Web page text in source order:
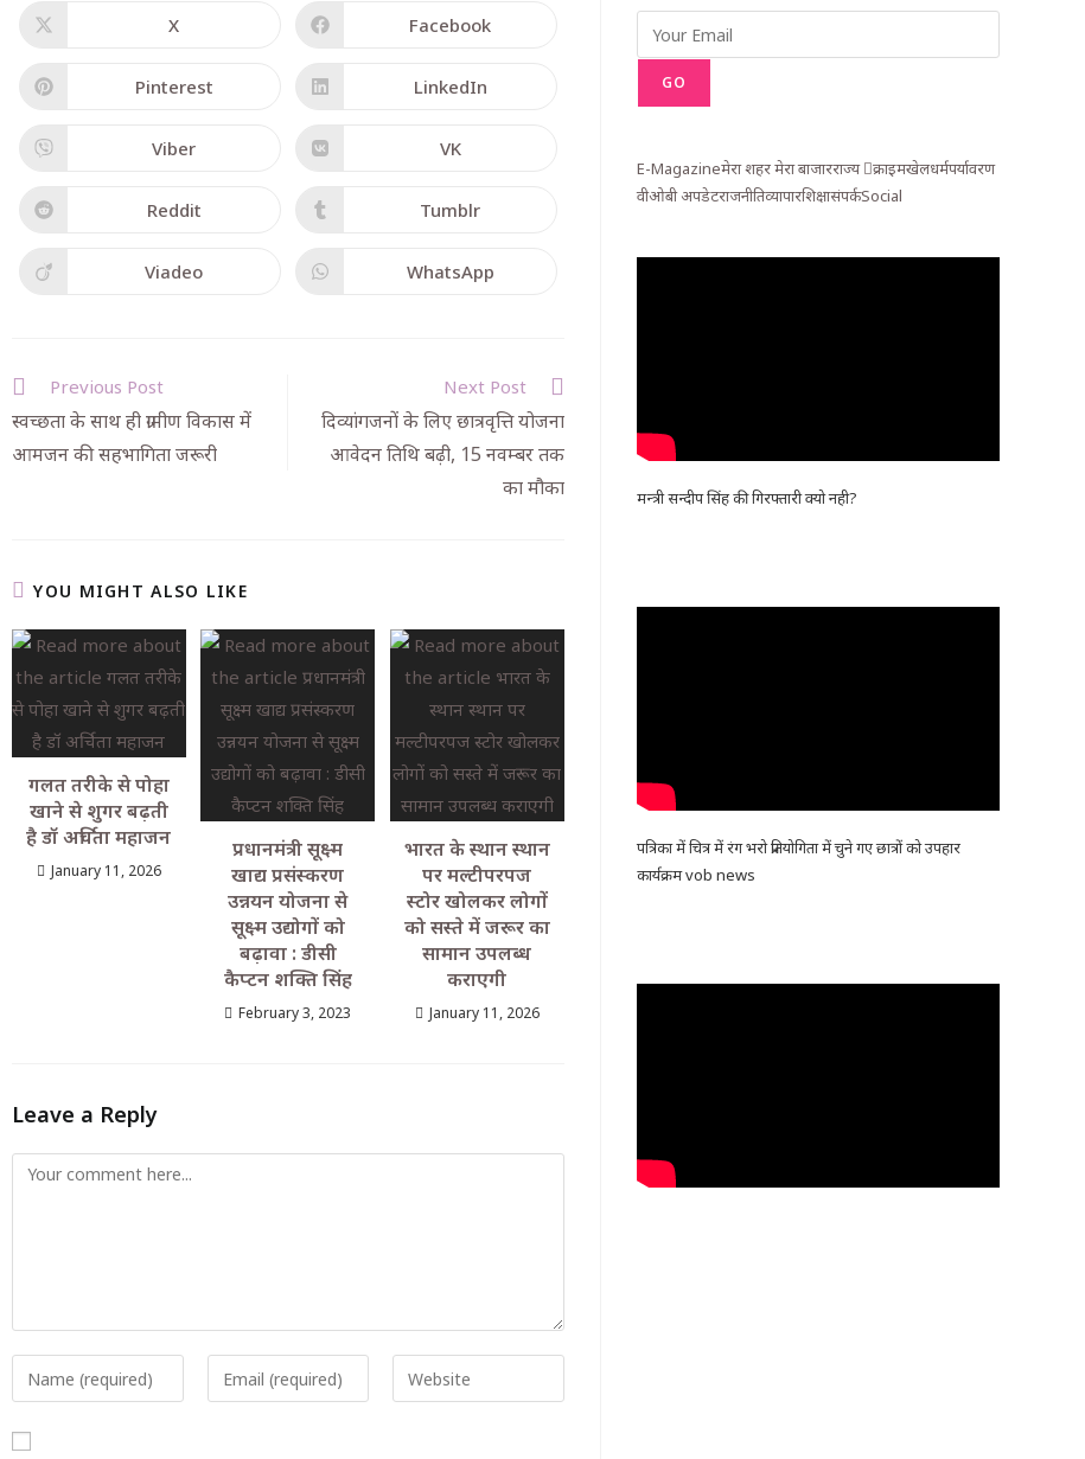
X Facebook
Pinterest LinkedIn
Viber VK
Reddit Tumblr
Viadeo WhatsApp
Previous Post
स्वच्छता के साथ ही ग्रामीण विकास में
आमजन की सहभागिता जरूरी
Next Post
दिव्यांगजनों के लिए छात्रवृत्ति योजना
आवेदन तिथि बढ़ी, 15 नवम्बर तक
का मौका
YOU MIGHT ALSO LIKE
गलत तरीके से पोहा
खाने से शुगर बढ़ती
है डॉ अर्चिता महाजन
January 11, 2026
प्रधानमंत्री सूक्ष्म
खाद्य प्रसंस्करण
उन्नयन योजना से
सूक्ष्म उद्योगों को
बढ़ावा : डीसी
कैप्टन शक्ति सिंह
February 3, 2023
भारत के स्थान स्थान
पर मल्टीपरपज
स्टोर खोलकर लोगों
को सस्ते में जरूर का
सामान उपलब्ध
कराएगी
January 11, 2026
Leave a Reply
GO
E-Magazineमेरा शहर मेरा बाजारराज्य क्राइमखेलधर्मपर्यावरण
वीओबी अपडेटराजनीतिव्यापारशिक्षासंपर्कSocial
मन्त्री सन्दीप सिंह की गिरफ्तारी क्यो नही?
पत्रिका में चित्र में रंग भरो प्रतियोगिता में चुने गए छात्रों को उपहार
कार्यक्रम vob news